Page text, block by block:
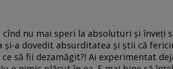
nu mai speri la absoluturi și înveți
și-a dovedit absurditatea și știi că
să fii dezamăgit?! Ai experimentat